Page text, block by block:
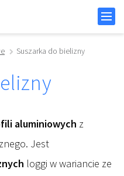
Suszarka do bielizny
aluminiowych z
Jest
loggi w wariancie ze